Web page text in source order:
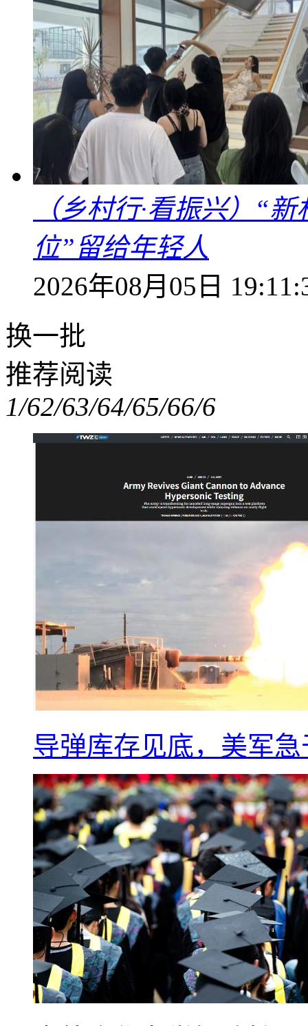
（乡村行·看振兴）“
位”留给年轻人
2026年08月05日
换一批
推荐阅读
1/62/63/64/65/66/6
导弹库存见底，美军